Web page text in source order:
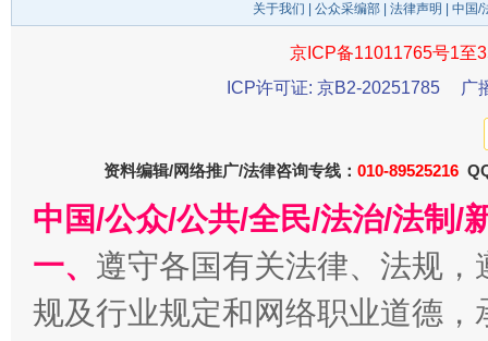
在谋一域中谋全局
今
习近平的博鳌关键词
魏明亮
关于我们 公众采编部 法律声明 | 中国
京ICP备11011765号1至
ICP许可证: 京B2-20251785
广
资料编辑/网络推广/法律咨询专线： 010-89525216
中国/公众/公共/全民/法治/法制/
一、 遵守各国有关法律、法规
规及行业规定和网络职业道德